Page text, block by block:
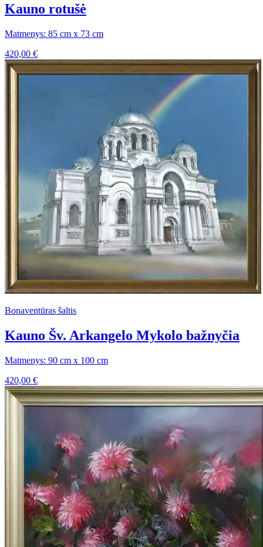
Kauno rotušė
Matmenys: 85 cm x 73 cm
420,00 €
Bonaventūras šaltis
Kauno Šv. Arkangelo Mykolo bažnyčia
Matmenys: 90 cm x 100 cm
420,00 €